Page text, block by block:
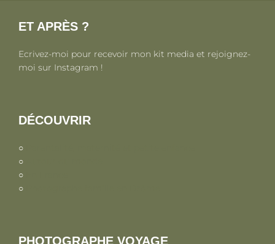
ET APRÈS ?
Ecrivez-moi pour recevoir mon kit media et rejoignez-
moi sur Instagram !
DÉCOUVRIR
○
○
○
○
PHOTOGRAPHE VOYAGE